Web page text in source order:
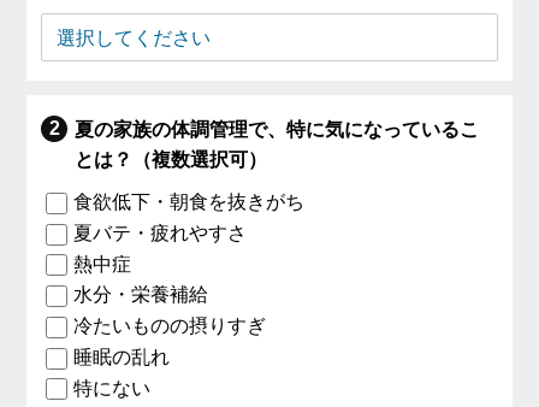
夏の家族の体調管理で、特に気になっているこ
とは？（複数選択可）
食欲低下・朝食を抜きがち
夏バテ・疲れやすさ
熱中症
水分・栄養補給
冷たいものの摂りすぎ
睡眠の乱れ
特にない